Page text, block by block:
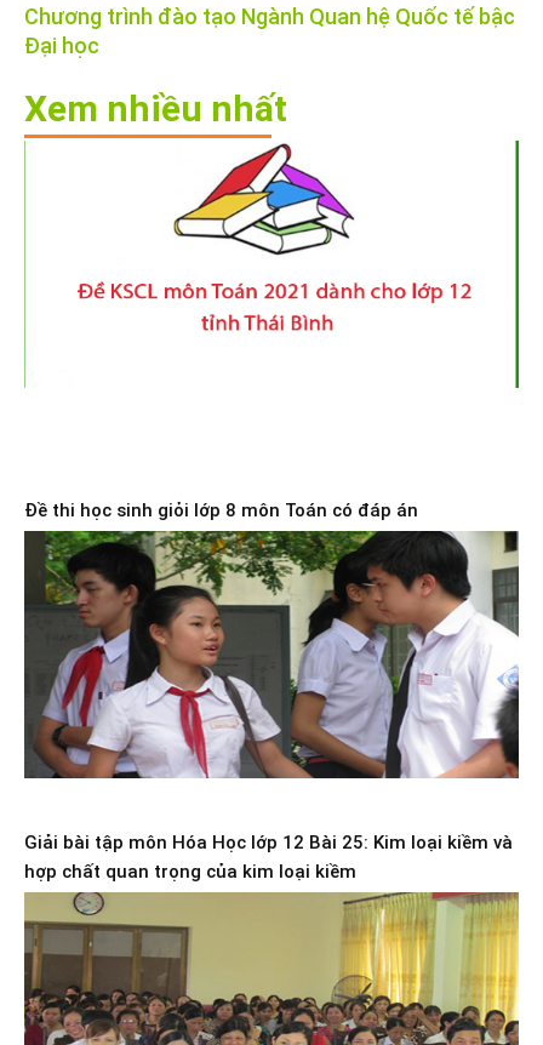
Chương trình đào tạo Ngành Quan hệ Quốc tế bậc
Đại học
Xem nhiều nhất
Đề thi học sinh giỏi lớp 8 môn Toán có đáp án
Giải bài tập môn Hóa Học lớp 12 Bài 25: Kim loại kiềm và
hợp chất quan trọng của kim loại kiềm